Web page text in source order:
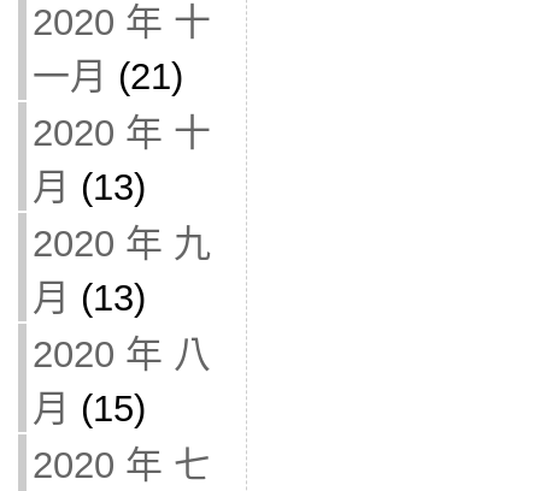
2020 年 十
一月 (21)
2020 年 十
月 (13)
2020 年 九
月 (13)
2020 年 八
月 (15)
2020 年 七